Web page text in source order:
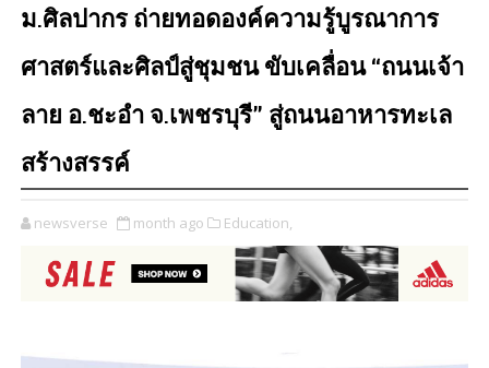
ม.ศิลปากร ถ่ายทอดองค์ความรู้บูรณาการ
ศาสตร์และศิลป์สู่ชุมชน ขับเคลื่อน “ถนนเจ้า
ลาย อ.ชะอำ จ.เพชรบุรี” สู่ถนนอาหารทะเล
สร้างสรรค์
newsverse month ago Education,